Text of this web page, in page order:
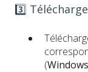
3️⃣
(Windows